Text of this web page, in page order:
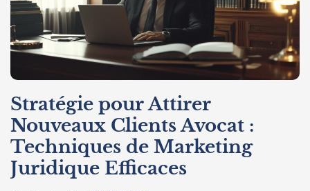
Stratégie pour Attirer
Nouveaux Clients Avocat :
Techniques de Marketing
Juridique Efficaces